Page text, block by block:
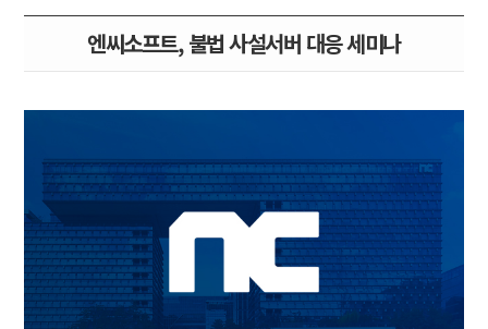
엔씨소프트, 불법 사설서버 대응 세미나